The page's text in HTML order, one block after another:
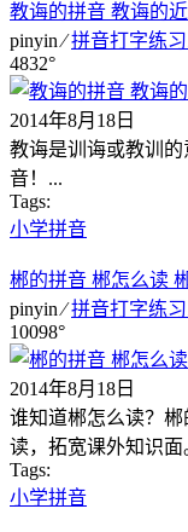
教诲的拼音 教诲的
pinyin ⁄拼音打字练
4832°
2014年8月18日
教诲是训诲或教训
音！...
Tags:
小学拼音
郴的拼音 郴怎么读
pinyin ⁄拼音打字练
10098°
2014年8月18日
谁知道郴怎么读？
读，拓宽课外知识面
Tags:
小学拼音